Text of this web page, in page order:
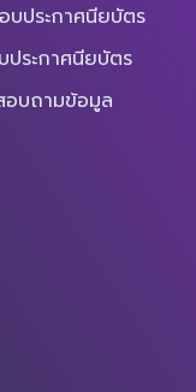
บประกาศนียบัตร
ประกาศนียบัตร
บถามข้อมูล